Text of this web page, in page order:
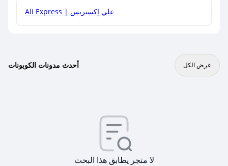
Ali Express | علي إكسبريس
أحدث مدونات الكوبونات عرض الكل
لا متجر يطابق هذا البحث